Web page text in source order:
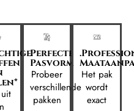
Perfecte
Pasvorm
Probeer
verschillende
pakken
Het pak
wordt
exact